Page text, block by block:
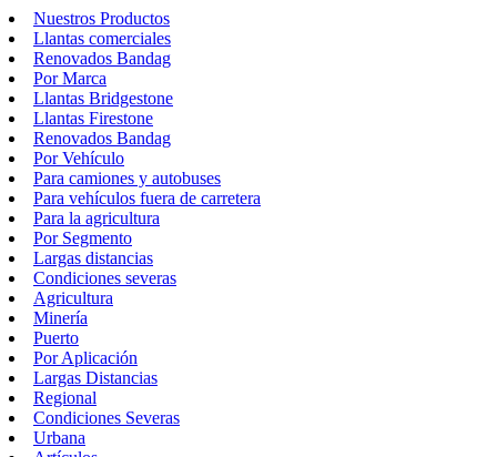
Nuestros Productos
Llantas comerciales
Renovados Bandag
Por Marca
Llantas Bridgestone
Llantas Firestone
Renovados Bandag
Por Vehículo
Para camiones y autobuses
Para vehículos fuera de carretera
Para la agricultura
Por Segmento
Largas distancias
Condiciones severas
Agricultura
Minería
Puerto
Por Aplicación
Largas Distancias
Regional
Condiciones Severas
Urbana